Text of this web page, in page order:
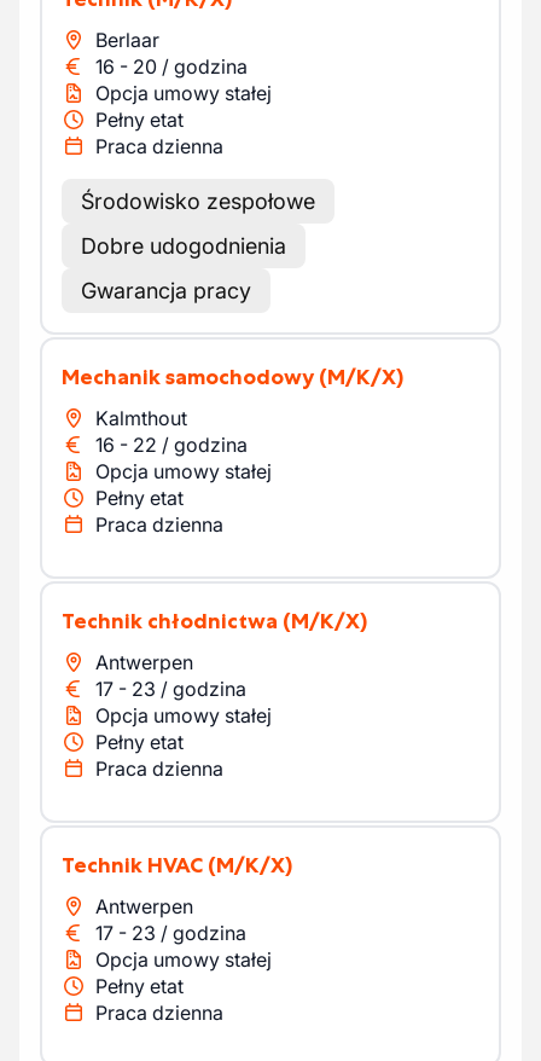
Berlaar
16 - 20 / godzina
Opcja umowy stałej
Pełny etat
Praca dzienna
Środowisko zespołowe
Dobre udogodnienia
Gwarancja pracy
Mechanik samochodowy (M/K/X)
Kalmthout
16 - 22 / godzina
Opcja umowy stałej
Pełny etat
Praca dzienna
Technik chłodnictwa (M/K/X)
Antwerpen
17 - 23 / godzina
Opcja umowy stałej
Pełny etat
Praca dzienna
Technik HVAC (M/K/X)
Antwerpen
17 - 23 / godzina
Opcja umowy stałej
Pełny etat
Praca dzienna